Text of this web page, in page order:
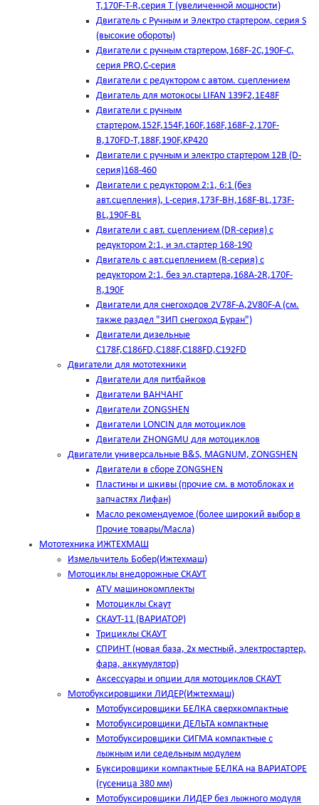
T,170F-T-R,серия Т (увеличенной мощности)
Двигатель с Ручным и Электро стартером, серия S
(высокие обороты)
Двигатели с ручным стартером,168F-2C,190F-C,
серия PRO,C-серия
Двигатели с редуктором с автом. сцеплением
Двигатель для мотокосы LIFAN 139F2,1E48F
Двигатели с ручным
стартером,152F,154F,160F,168F,168F-2,170F-
B,170FD-T,188F,190F,KP420
Двигатели с ручным и электро стартером 12В (D-
серия)168-460
Двигатели с редуктором 2:1, 6:1 (без
авт.сцепления), L-серия,173F-BH,168F-BL,173F-
BL,190F-BL
Двигатели с авт. сцеплением (DR-серия) с
редуктором 2:1, и эл.стартер 168-190
Двигатель с авт.сцеплением (R-серия) с
редуктором 2:1, без эл.стартера,168А-2R,170F-
R,190F
Двигатели для снегоходов 2V78F-A,2V80F-A (см.
также раздел "ЗИП снегоход Буран")
Двигатели дизельные
C178F,С186FD,C188F,C188FD,C192FD
Двигатели для мототехники
Двигатели для питбайков
Двигатели ВАНЧАНГ
Двигатели ZONGSHEN
Двигатели LONCIN для мотоциклов
Двигатели ZHONGMU для мотоциклов
Двигатели универсальные B&S, MAGNUM, ZONGSHEN
Двигатели в сборе ZONGSHEN
Пластины и шкивы (прочие см. в мотоблоках и
запчастях Лифан)
Масло рекомендуемое (более широкий выбор в
Прочие товары/Масла)
Мототехника ИЖТЕХМАШ
Измельчитель Бобер(Ижтехмаш)
Мотоциклы внедорожные СКАУТ
ATV машинокомплекты
Мотоциклы Скаут
СКАУТ-11 (ВАРИАТОР)
Трициклы СКАУТ
СПРИНТ (новая база, 2х местный, электростартер,
фара, аккумулятор)
Аксессуары и опции для мотоциклов СКАУТ
Мотобуксировщики ЛИДЕР(Ижтехмаш)
Мотобуксировщики БЕЛКА сверхкомпактные
Мотобуксировщики ДЕЛЬТА компактные
Мотобуксировщики СИГМА компактные с
лыжным или седельным модулем
Буксировщики компактные БЕЛКА на ВАРИАТОРЕ
(гусеница 380 мм)
Мотобуксировщики ЛИДЕР без лыжного модуля